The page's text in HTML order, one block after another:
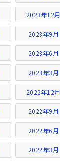
2023年12月
2023年9月
2023年6月
2023年3月
2022年12月
2022年9月
2022年6月
2022年3月